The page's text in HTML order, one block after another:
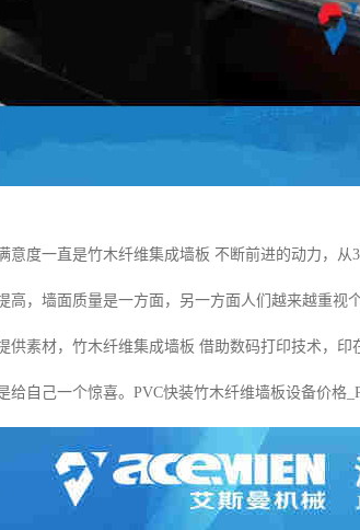
意度一直是竹木纤维集成墙板 不断前进的动力，
高，墙面质量是一方面，另一方面人们越来越重视
供素材，竹木纤维集成墙板 借助数码打印技术，
给自己一个惊喜。PVC快装竹木纤维墙板设备价格